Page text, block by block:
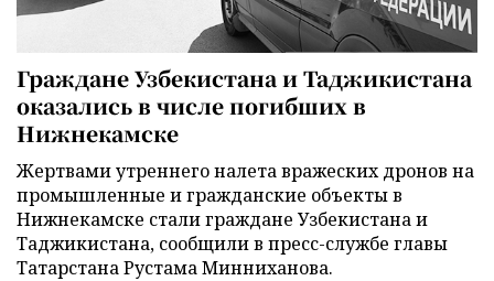
Граждане Узбекистана и Таджикистана
оказались в числе погибших в
Нижнекамске
Жертвами утреннего налета вражеских дронов на
промышленные и гражданские объекты в
Нижнекамске стали граждане Узбекистана и
Таджикистана, сообщили в пресс-службе главы
Татарстана Рустама Минниханова.